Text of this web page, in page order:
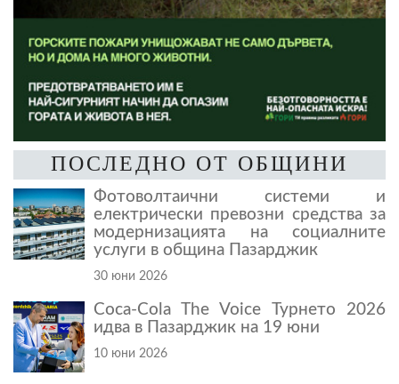
ПОСЛЕДНО ОТ ОБЩИНИ
Фотоволтаични системи и
електрически превозни средства за
модернизацията на социалните
услуги в община Пазарджик
30 юни 2026
Coca-Cola The Voice Турнето 2026
идва в Пазарджик на 19 юни
10 юни 2026